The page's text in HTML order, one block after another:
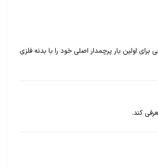
اولین بار پرچمدار اصلی خود را با بدنه فلزی